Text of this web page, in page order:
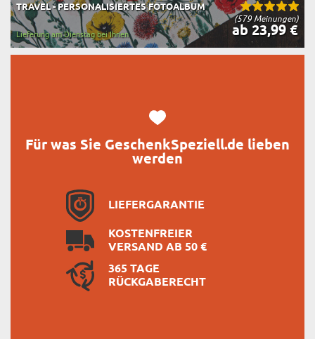
(579 Meinungen)
TRAVEL - PERSONALISIERTES FOTOALBUM
ab 23,99 €
Lieferung am Dienstag bei Ihnen
Für was Sie GeschenkSpeziell.de lieben
werden
LIEFERGARANTIE
KOSTENFREIER
VERSAND AB 50 €
365 TAGE
RÜCKGABERECHT